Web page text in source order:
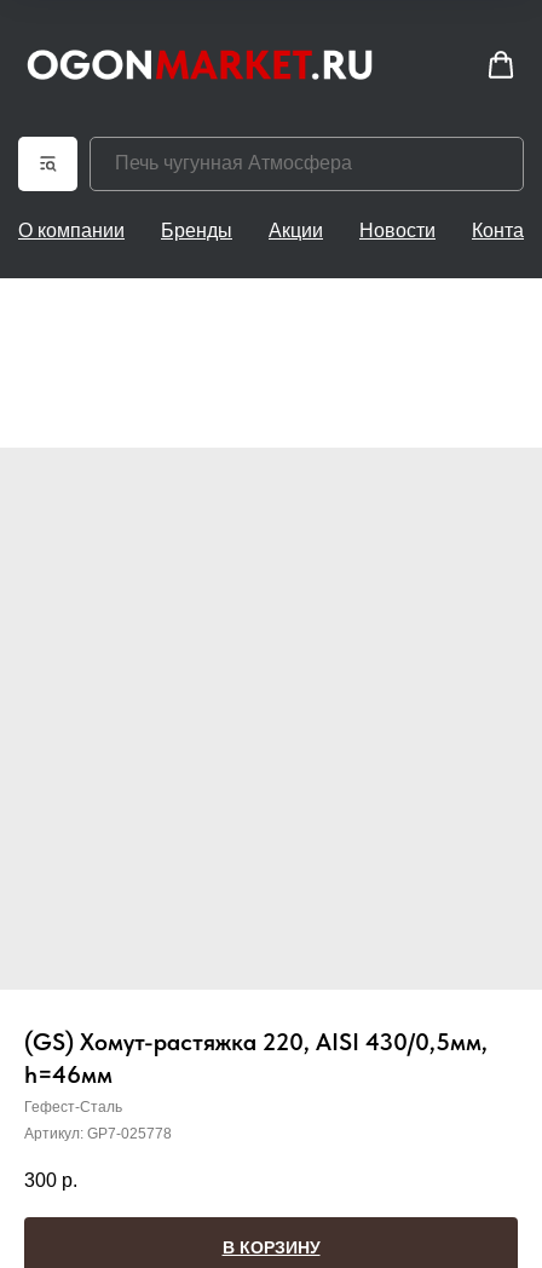
О компании Бренды Акции Новости
(GS) Хомут-растяжка 220, AISI 430/0,5мм,
h=46мм
Гефест-Сталь
Артикул: GP7-025778
300 р.
В КОРЗИНУ